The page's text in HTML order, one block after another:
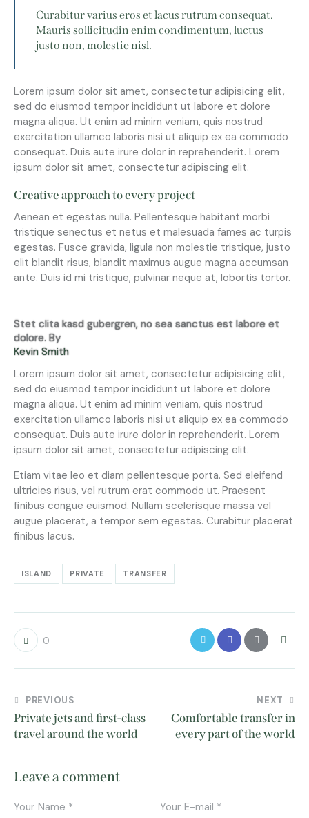
Curabitur varius eros et lacus rutrum consequat.
Mauris sollicitudin enim condimentum, luctus
justo non, molestie nisl.
Lorem ipsum dolor sit amet, consectetur adipisicing elit,
sed do eiusmod tempor incididunt ut labore et dolore
magna aliqua. Ut enim ad minim veniam, quis nostrud
exercitation ullamco laboris nisi ut aliquip ex ea commodo
consequat. Duis aute irure dolor in reprehenderit. Lorem
ipsum dolor sit amet, consectetur adipiscing elit.
Creative approach to every project
Aenean et egestas nulla. Pellentesque habitant morbi
tristique senectus et netus et malesuada fames ac turpis
egestas. Fusce gravida, ligula non molestie tristique, justo
elit blandit risus, blandit maximus augue magna accumsan
ante. Duis id mi tristique, pulvinar neque at, lobortis tortor.
Stet clita kasd gubergren, no sea sanctus est labore et
dolore. By
Kevin Smith
Lorem ipsum dolor sit amet, consectetur adipisicing elit,
sed do eiusmod tempor incididunt ut labore et dolore
magna aliqua. Ut enim ad minim veniam, quis nostrud
exercitation ullamco laboris nisi ut aliquip ex ea commodo
consequat. Duis aute irure dolor in reprehenderit. Lorem
ipsum dolor sit amet, consectetur adipiscing elit.
Etiam vitae leo et diam pellentesque porta. Sed eleifend
ultricies risus, vel rutrum erat commodo ut. Praesent
finibus congue euismod. Nullam scelerisque massa vel
augue placerat, a tempor sem egestas. Curabitur placerat
finibus lacus.
ISLAND PRIVATE TRANSFER
0
PREVIOUS
Private jets and first-class
travel around the world
NEXT
Comfortable transfer in
every part of the world
Leave a comment